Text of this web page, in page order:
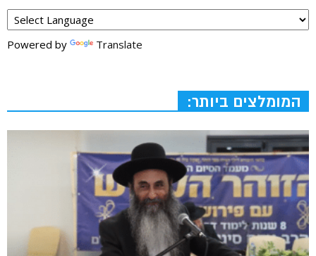
Powered by Translate
המומלצים ביותר: